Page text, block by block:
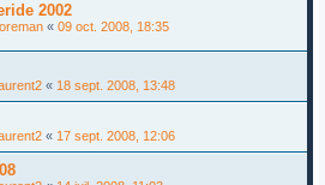
2002
« 09 oct. 2008, 18:35
« 18 sept. 2008, 13:48
« 17 sept. 2008, 12:06